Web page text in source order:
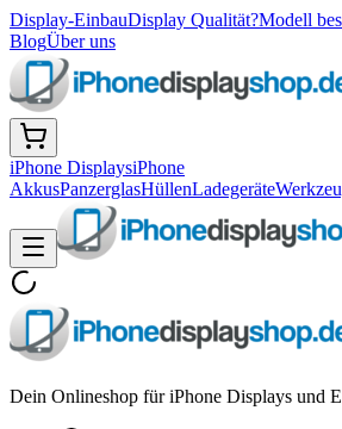
Display-EinbauDisplay Qualität?Modell
BlogÜber uns
iPhone DisplaysiPhone
AkkusPanzerglasHüllenLadegeräte
Dein Onlineshop für iPhone Displays und